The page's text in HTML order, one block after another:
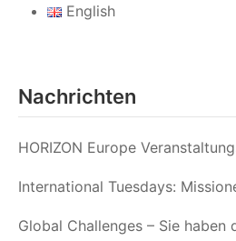
English
Nachrichten
HORIZON Europe
International Tuesdays:
Global Challenges – Sie haben